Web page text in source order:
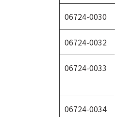
06724-0030
06724-0032
06724-0033
06724-0034